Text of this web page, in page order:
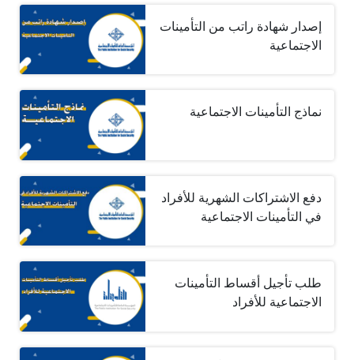
إصدار شهادة راتب من التأمينات
الاجتماعية
نماذج التأمينات الاجتماعية
دفع الاشتراكات الشهرية للأفراد
في التأمينات الاجتماعية
طلب تأجيل أقساط التأمينات
الاجتماعية للأفراد